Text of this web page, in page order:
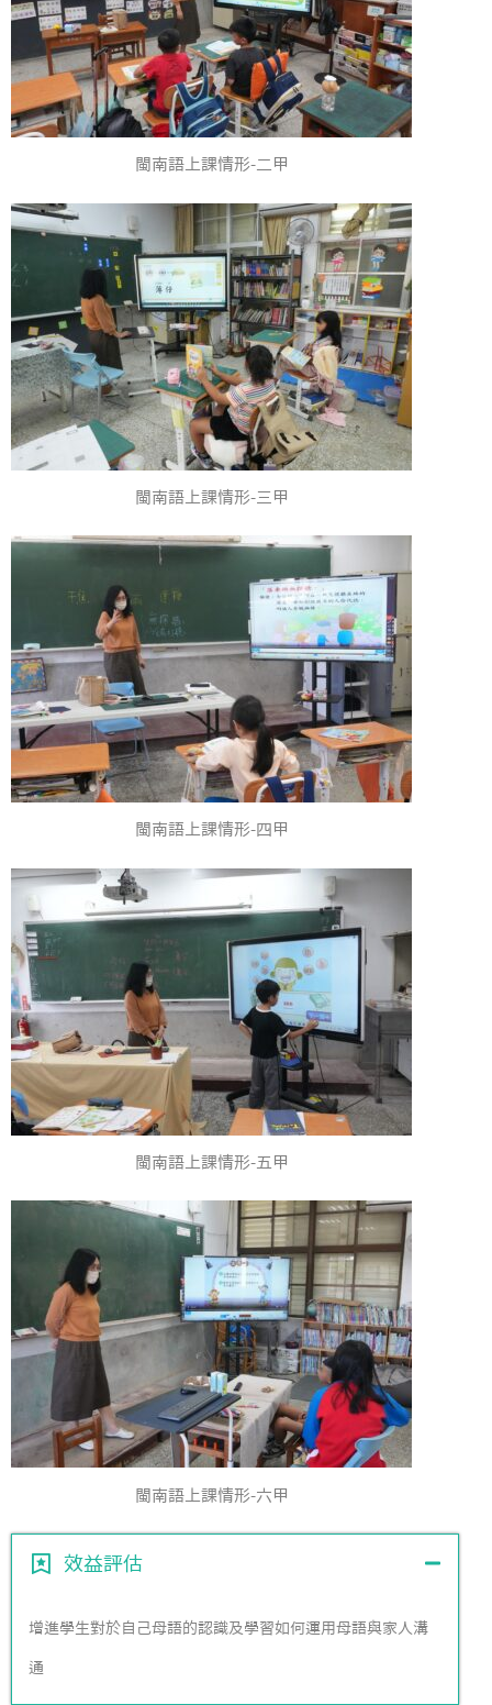
閩南語上課情形-二甲
閩南語上課情形-三甲
閩南語上課情形-四甲
閩南語上課情形-五甲
閩南語上課情形-六甲
效益評估
增進學生對於自己母語的認識及學習如何運用母語與家人溝
通